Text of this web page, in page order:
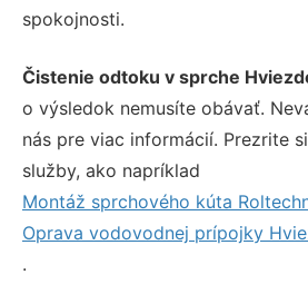
spokojnosti.
Čistenie odtoku v sprche
o výsledok nemusíte obávať.
nás pre viac informácií. Prezrite
služby, ako napríklad
Montáž sprchového kúta
Oprava vodovodnej prípojky
.